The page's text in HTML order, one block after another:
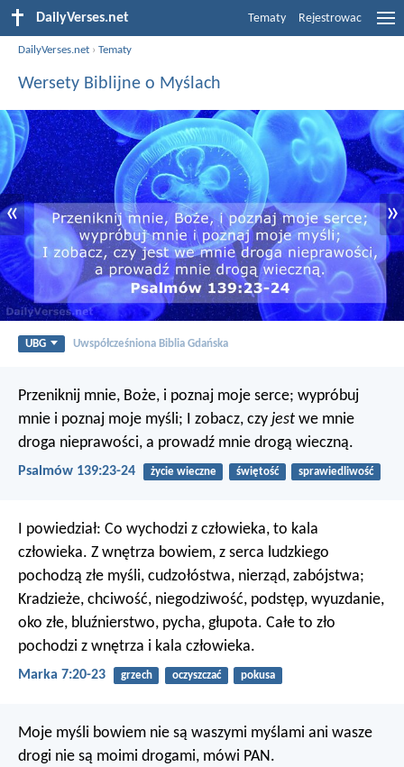
DailyVerses.net Tematy Rejestrowac
DailyVerses.net ›Tematy
Wersety Biblijne o Myślach
« »
UBG Uwspółcześniona Biblia Gdańska
Przeniknij mnie, Boże, i poznaj moje serce; wypróbuj
mnie i poznaj moje myśli; I zobacz, czy jest we mnie
droga nieprawości, a prowadź mnie drogą wieczną.
Psalmów 139:23-24 życie wieczne świętość sprawiedliwość
I powiedział: Co wychodzi z człowieka, to kala
człowieka. Z wnętrza bowiem, z serca ludzkiego
pochodzą złe myśli, cudzołóstwa, nierząd, zabójstwa;
Kradzieże, chciwość, niegodziwość, podstęp, wyuzdanie,
oko złe, bluźnierstwo, pycha, głupota. Całe to zło
pochodzi z wnętrza i kala człowieka.
Marka 7:20-23 grzech oczyszczać pokusa
Moje myśli bowiem nie są waszymi myślami ani wasze
drogi nie są moimi drogami, mówi PAN.